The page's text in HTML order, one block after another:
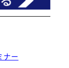
ナー